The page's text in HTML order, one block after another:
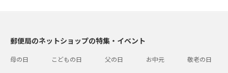
郵便局のネットショップの特集・イベント
母の日 こどもの日 父の日 お中元 敬老の日